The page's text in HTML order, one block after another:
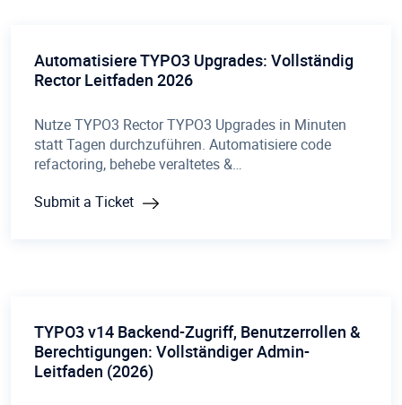
Automatisiere TYPO3 Upgrades: Vollständig
Rector Leitfaden 2026
Nutze TYPO3 Rector TYPO3 Upgrades in Minuten
statt Tagen durchzuführen. Automatisiere code
refactoring, behebe veraltetes &…
Submit a Ticket
TYPO3 v14 Backend-Zugriff, Benutzerrollen &
Berechtigungen: Vollständiger Admin-
Leitfaden (2026)